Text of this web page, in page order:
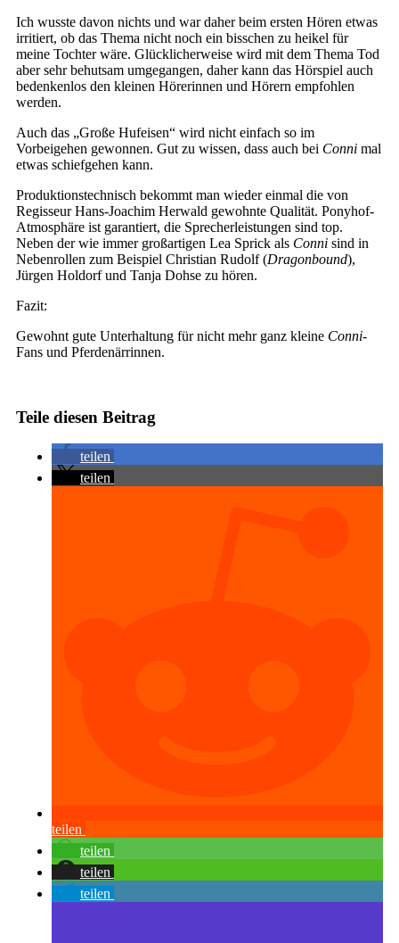
Ich wusste davon nichts und war daher beim ersten Hören etwas
irritiert, ob das Thema nicht noch ein bisschen zu heikel für
meine Tochter wäre. Glücklicherweise wird mit dem Thema Tod
aber sehr behutsam umgegangen, daher kann das Hörspiel auch
bedenkenlos den kleinen Hörerinnen und Hörern empfohlen
werden.
Auch das „Große Hufeisen“ wird nicht einfach so im
Vorbeigehen gewonnen. Gut zu wissen, dass auch bei Conni mal
etwas schiefgehen kann.
Produktionstechnisch bekommt man wieder einmal die von
Regisseur Hans-Joachim Herwald gewohnte Qualität. Ponyhof-
Atmosphäre ist garantiert, die Sprecherleistungen sind top.
Neben der wie immer großartigen Lea Sprick als Conni sind in
Nebenrollen zum Beispiel Christian Rudolf (Dragonbound),
Jürgen Holdorf und Tanja Dohse zu hören.
Fazit:
Gewohnt gute Unterhaltung für nicht mehr ganz kleine Conni-
Fans und Pferdenärrinnen.
Teile diesen Beitrag
teilen
teilen
teilen
teilen
teilen
teilen